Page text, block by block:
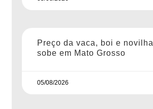
Preço da vaca, boi e novilha
sobe em Mato Grosso
05/08/2026